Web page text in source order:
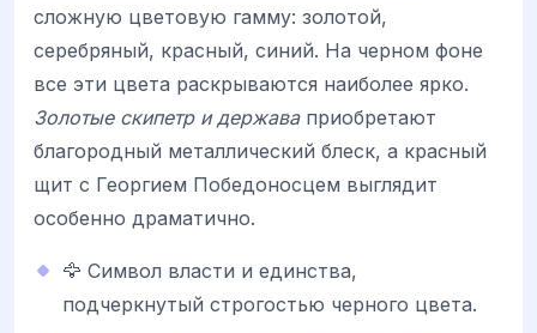
сложную цветовую гамму: золотой,
серебряный, красный, синий. На черном фоне
все эти цвета раскрываются наиболее ярко.
Золотые скипетр и державаприобретают
благородный металлический блеск, а красный
щит с Георгием Победоносцем выглядит
особенно драматично.
🦅 Символ власти и единства,
подчеркнутый строгостью черного цвета.